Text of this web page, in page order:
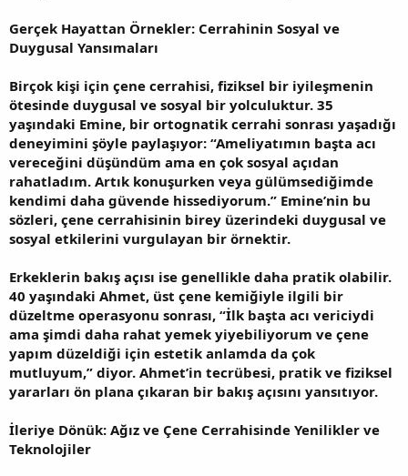
Gerçek Hayattan Örnekler: Cerrahinin Sosyal ve
Duygusal Yansımaları
Birçok kişi için çene cerrahisi, fiziksel bir iyileşmenin
ötesinde duygusal ve sosyal bir yolculuktur. 35
yaşındaki Emine, bir ortognatik cerrahi sonrası yaşadığı
deneyimini şöyle paylaşıyor: “Ameliyatımın başta acı
vereceğini düşündüm ama en çok sosyal açıdan
rahatladım. Artık konuşurken veya gülümsediğimde
kendimi daha güvende hissediyorum.” Emine’nin bu
sözleri, çene cerrahisinin birey üzerindeki duygusal ve
sosyal etkilerini vurgulayan bir örnektir.
Erkeklerin bakış açısı ise genellikle daha pratik olabilir.
40 yaşındaki Ahmet, üst çene kemiğiyle ilgili bir
düzeltme operasyonu sonrası, “İlk başta acı vericiydi
ama şimdi daha rahat yemek yiyebiliyorum ve çene
yapım düzeldiği için estetik anlamda da çok
mutluyum,” diyor. Ahmet’in tecrübesi, pratik ve fiziksel
yararları ön plana çıkaran bir bakış açısını yansıtıyor.
İleriye Dönük: Ağız ve Çene Cerrahisinde Yenilikler ve
Teknolojiler